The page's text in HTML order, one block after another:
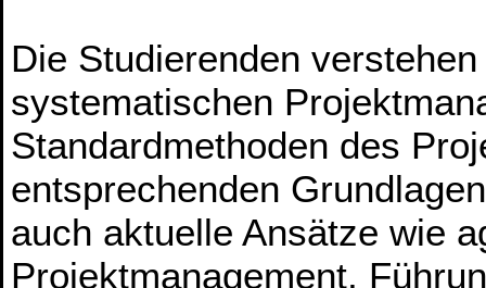
Die Studierenden
systematischen
Standardmethoden des
entsprechenden
auch aktuelle Ansätze wie
Projektmanagement,